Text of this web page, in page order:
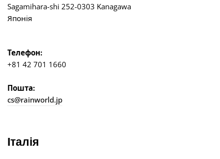
Sagamihara-shi 252-0303 Kanagawa
Японія
Телефон:
+81 42 701 1660
Пошта:
cs@rainworld.jp
Італія